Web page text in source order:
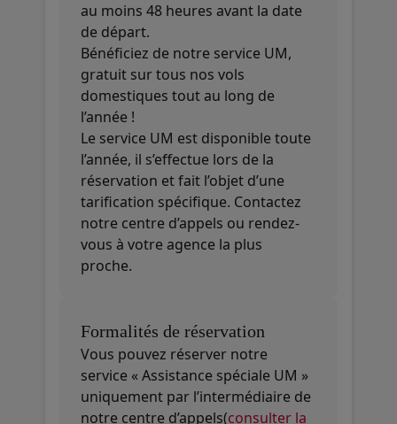
au moins 48 heures avant la date
de départ.
Bénéficiez de notre service UM,
gratuit sur tous nos vols
domestiques tout au long de
l’année !
Le service UM est disponible toute
l’année, il s’effectue lors de la
réservation et fait l’objet d’une
tarification spécifique. Contactez
notre centre d’appels ou rendez-
vous à votre agence la plus
proche.
Formalités de réservation
Vous pouvez réserver notre
service « Assistance spéciale UM »
uniquement par l’intermédiaire de
notre centre d’appels(consulter la